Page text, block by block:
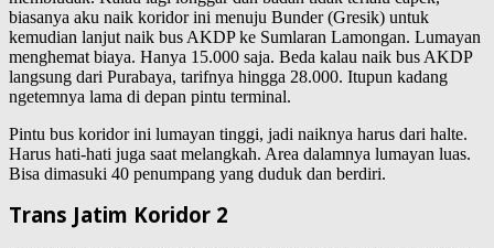
biasanya aku naik koridor ini menuju Bunder (Gresik) untuk
kemudian lanjut naik bus AKDP ke Sumlaran Lamongan. Lumayan
menghemat biaya. Hanya 15.000 saja. Beda kalau naik bus AKDP
langsung dari Purabaya, tarifnya hingga 28.000. Itupun kadang
ngetemnya lama di depan pintu terminal.
Pintu bus koridor ini lumayan tinggi, jadi naiknya harus dari halte.
Harus hati-hati juga saat melangkah. Area dalamnya lumayan luas.
Bisa dimasuki 40 penumpang yang duduk dan berdiri.
Trans Jatim Koridor 2